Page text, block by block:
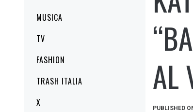
MUSICA
TV
FASHION
TRASH ITALIA
X
AL
PUBLISHED